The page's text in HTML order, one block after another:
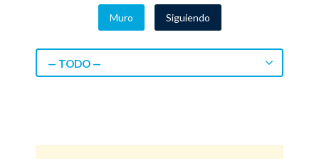
Muro Siguiendo
— TODO —